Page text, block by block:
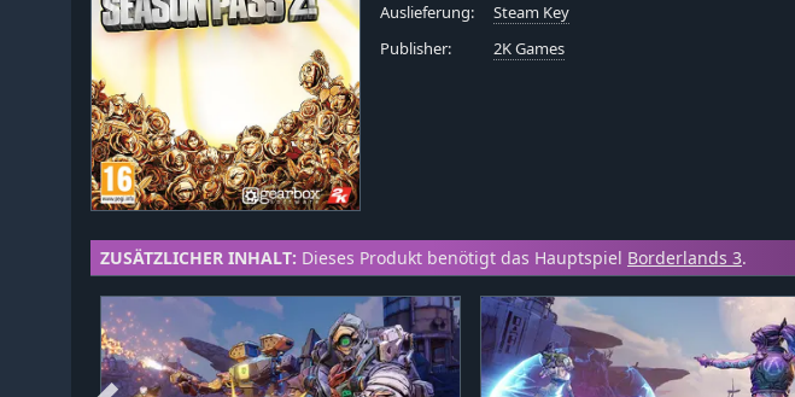
Auslieferung:
Steam Key
Publisher:
2K Games
ZUSÄTZLICHER INHALT: Dieses Produkt benötigt das Hauptspiel Borderlands 3.